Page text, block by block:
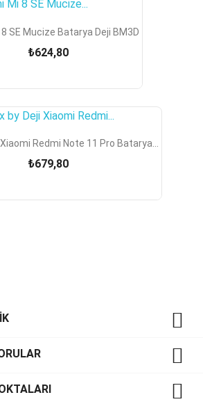
SE Mucize Batarya Deji BM3D
₺624,80
Redmi Note 11 Pro Batarya...
₺679,80


